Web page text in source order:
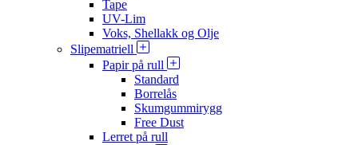
Tape
UV-Lim
Voks, Shellakk og Olje
Slipematriell
Papir på rull
Standard
Borrelås
Skumgummirygg
Free Dust
Lerret på rull